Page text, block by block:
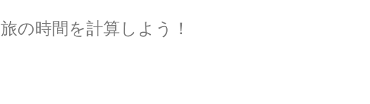
旅の時間を計算しよう！